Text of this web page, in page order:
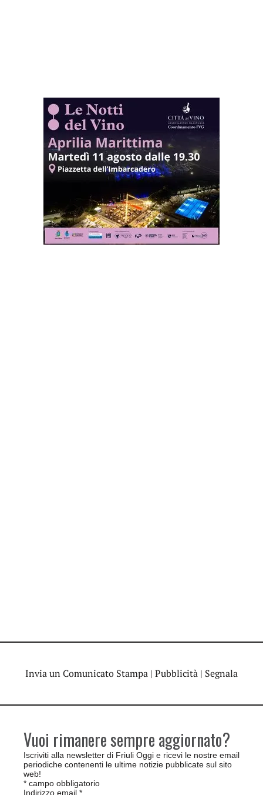
Invia un Comunicato Stampa | Pubblicità | Segnala
Vuoi rimanere sempre aggiornato?
Iscriviti alla newsletter di Friuli Oggi e ricevi le nostre email
periodiche contenenti le ultime notizie pubblicate sul sito
web!
* campo obbligatorio
Indirizzo email *